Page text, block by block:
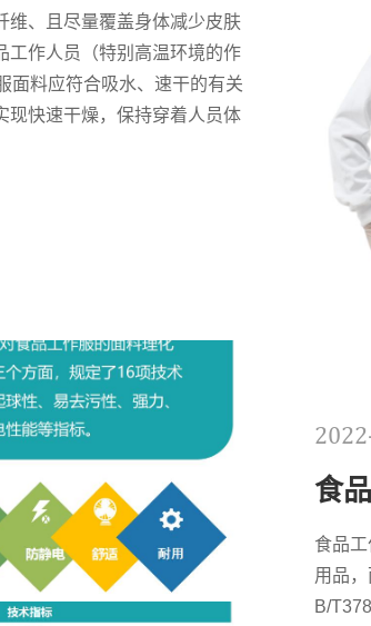
维、且尽量覆盖身体减少皮肤
工作人员（特别高温环境的作
面料应符合吸水、速干的有关
现快速干燥，保持穿着人员体
食
食品
用品
B/